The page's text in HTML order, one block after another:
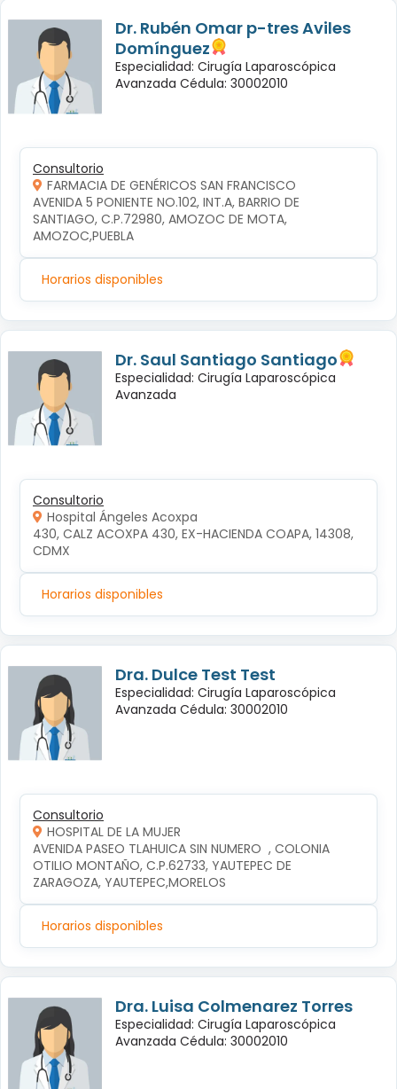
Dr. Rubén Omar p-tres Aviles
Domínguez
Especialidad: Cirugía Laparoscópica
Avanzada Cédula: 30002010
Consultorio
FARMACIA DE GENÉRICOS SAN FRANCISCO
AVENIDA 5 PONIENTE NO.102, INT.A, BARRIO DE
SANTIAGO, C.P.72980, AMOZOC DE MOTA,
AMOZOC,PUEBLA
Horarios disponibles
Dr. Saul Santiago Santiago
Especialidad: Cirugía Laparoscópica
Avanzada
Consultorio
Hospital Ángeles Acoxpa
430, CALZ ACOXPA 430, EX-HACIENDA COAPA, 14308,
CDMX
Horarios disponibles
Dra. Dulce Test Test
Especialidad: Cirugía Laparoscópica
Avanzada Cédula: 30002010
Consultorio
HOSPITAL DE LA MUJER
AVENIDA PASEO TLAHUICA SIN NUMERO  , COLONIA
OTILIO MONTAÑO, C.P.62733, YAUTEPEC DE
ZARAGOZA, YAUTEPEC,MORELOS
Horarios disponibles
Dra. Luisa Colmenarez Torres
Especialidad: Cirugía Laparoscópica
Avanzada Cédula: 30002010